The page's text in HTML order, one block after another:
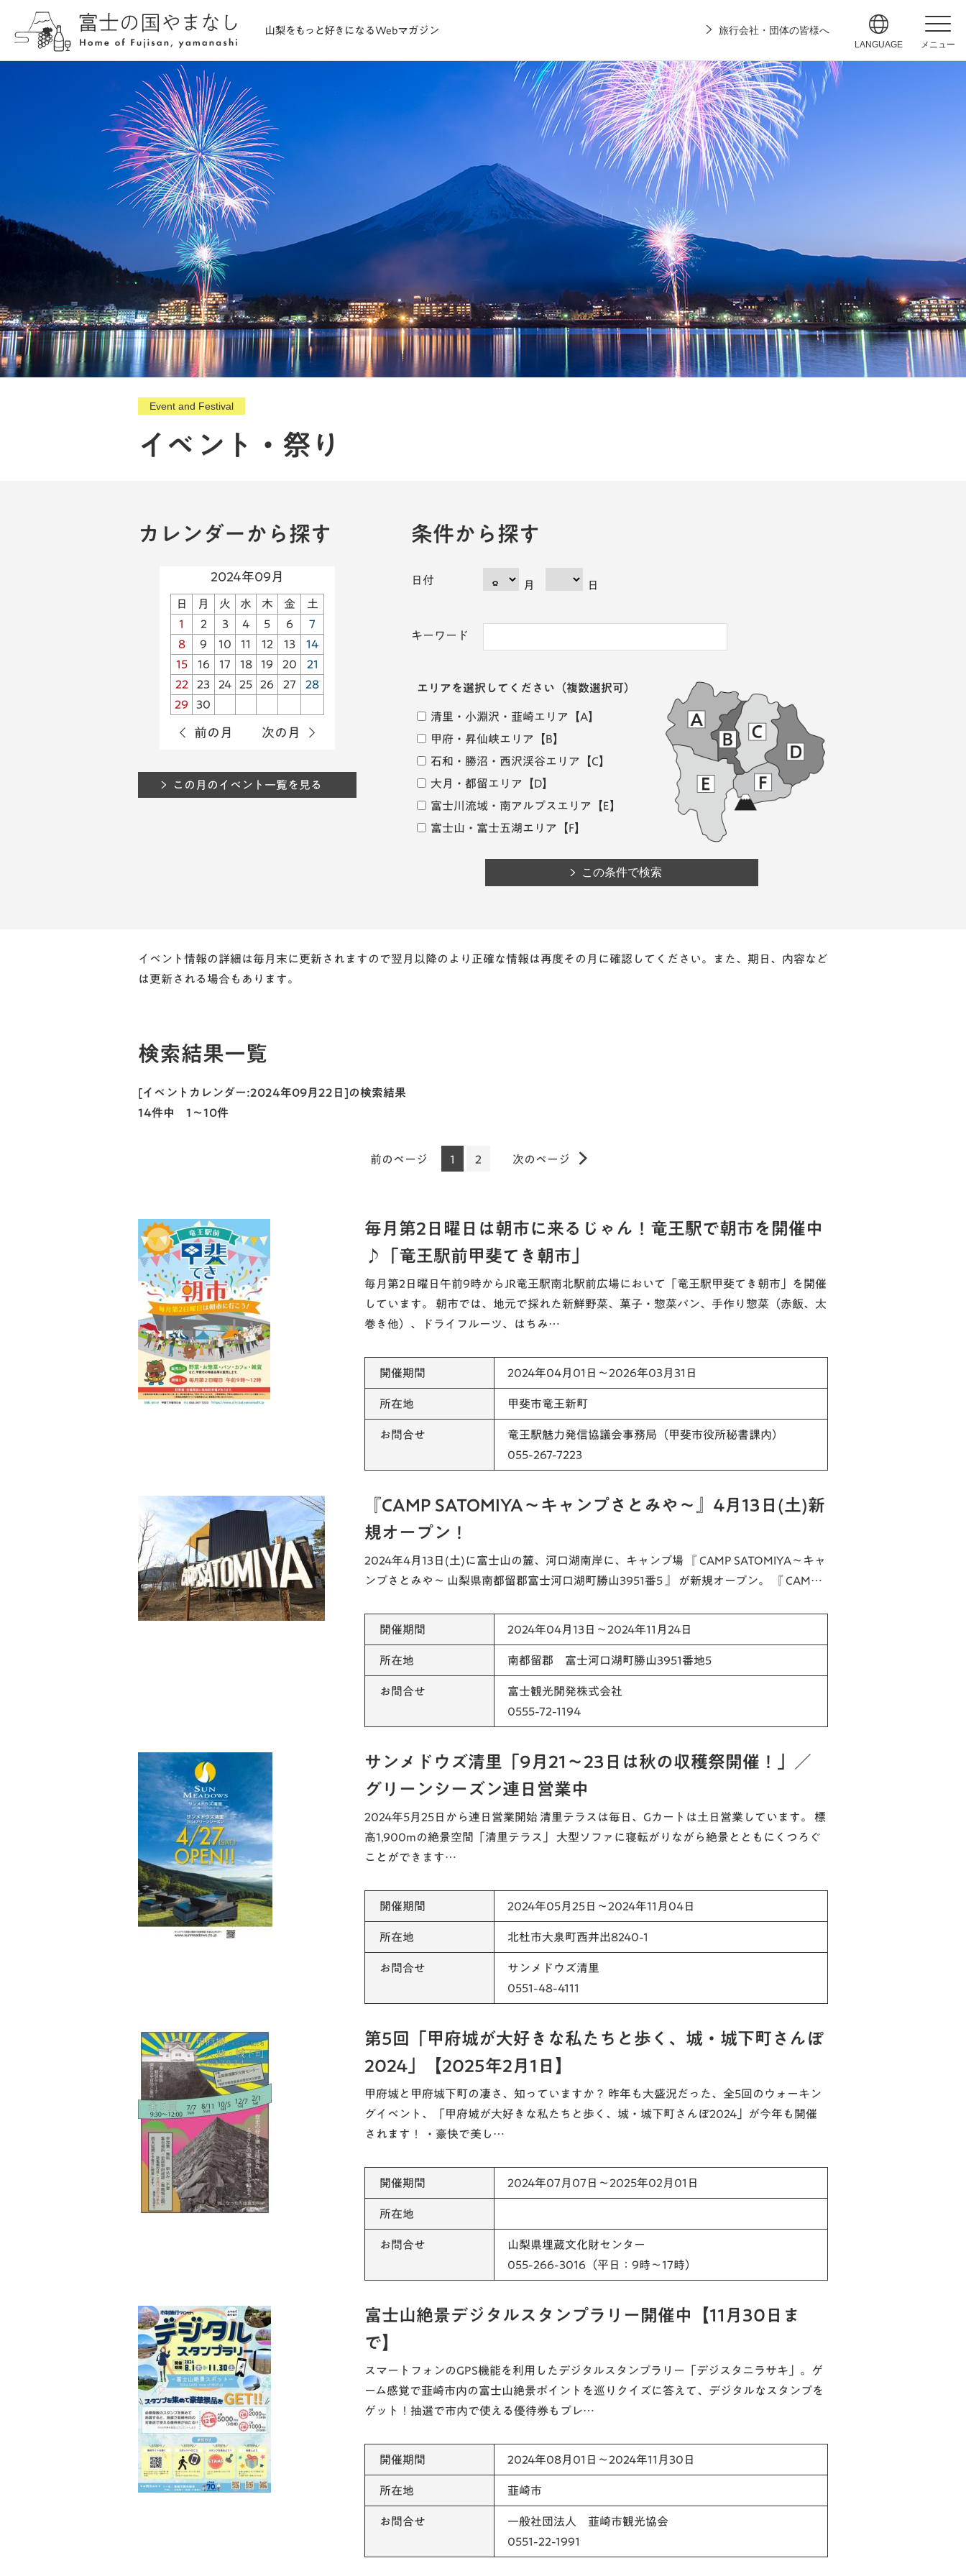
旅行会社・団体の皆様へ
LANGUAGE メニュー
Event and Festival
イベント・祭り
カレンダーから探す
2024年09月
日 月 火 水 木 金
土
1
2 3 4 5 6
7
8
9 10 11 12 13
14
15
16 17 18 19 20
21
22
23 24 25 26 27
28
29
30
前の月 次の月
この月のイベント一覧を見る
条件から探す
日付 月 日
キーワード
エリアを選択してください （複数選択可）
清里・小淵沢・韮崎エリア 【A】
甲府・昇仙峡エリア 【B】
石和・勝沼・西沢渓谷エリア 【C】
大月・都留エリア 【D】
富士川流域・南アルプスエリア 【E】
富士山・富士五湖エリア 【F】
イベント情報の詳細は毎月末に更新されますので翌月以降のより正確な情報は再度その月に確認してください。また、期日、内容など
は更新される場合もあります。
検索結果一覧
[イベントカレンダー:2024年09月22日]の検索結果
14件中 1～10件
前のページ 1 2 次のページ
毎月第2日曜日は朝市に来るじゃん！竜王駅で朝市を開催中
♪「竜王駅前甲斐てき朝市」
毎月第2日曜日午前9時からJR竜王駅南北駅前広場において「竜王駅甲斐てき朝市」を開催
しています。 朝市では、地元で採れた新鮮野菜、菓子・惣菜パン、手作り惣菜（赤飯、太
巻き他）、ドライフルーツ、はちみ…
開催期間 2024年04月01日～2026年03月31日
所在地 甲斐市竜王新町
お問合せ
竜王駅魅力発信協議会事務局（甲斐市役所秘書課内）
055-267-7223
『CAMP SATOMIYA～キャンプさとみや～』4月13日(土)新
規オープン！
2024年4月13日(土)に富士山の麓、河口湖南岸に、キャンプ場 『 CAMP SATOMIYA～キャ
ンプさとみや～ 山梨県南都留郡富士河口湖町勝山3951番5 』 が新規オープン。 『 CAM…
開催期間 2024年04月13日～2024年11月24日
所在地 南都留郡 富士河口湖町勝山3951番地5
お問合せ
富士観光開発株式会社
0555-72-1194
サンメドウズ清里「9月21～23日は秋の収穫祭開催！」／
グリーンシーズン連日営業中
2024年5月25日から連日営業開始 清里テラスは毎日、Gカートは土日営業しています。 標
高1,900mの絶景空間「清里テラス」 大型ソファに寝転がりながら絶景とともにくつろぐ
ことができます…
開催期間 2024年05月25日～2024年11月04日
所在地 北杜市大泉町西井出8240-1
お問合せ
サンメドウズ清里
0551-48-4111
第5回「甲府城が大好きな私たちと歩く、城・城下町さんぽ
2024」【2025年2月1日】
甲府城と甲府城下町の凄さ、知っていますか？ 昨年も大盛況だった、全5回のウォーキン
グイベント、「甲府城が大好きな私たちと歩く、城・城下町さんぽ2024」が今年も開催
されます！ ・豪快で美し…
開催期間 2024年07月07日～2025年02月01日
所在地
お問合せ
山梨県埋蔵文化財センター
055-266-3016（平日：9時～17時）
富士山絶景デジタルスタンプラリー開催中【11月30日ま
で】
スマートフォンのGPS機能を利用したデジタルスタンプラリー「デジスタニラサキ」。ゲ
ーム感覚で韮崎市内の富士山絶景ポイントを巡りクイズに答えて、デジタルなスタンプを
ゲット！抽選で市内で使える優待券もプレ…
開催期間 2024年08月01日～2024年11月30日
所在地 韮崎市
お問合せ
一般社団法人 韮崎市観光協会
0551-22-1991